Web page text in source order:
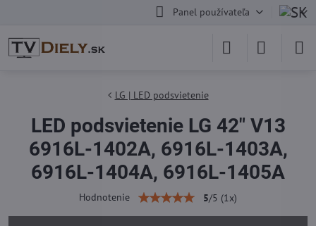
Panel používateľa
LG | LED podsvietenie
LED podsvietenie LG 42" V13
6916L-1402A, 6916L-1403A,
6916L-1404A, 6916L-1405A
Hodnotenie 5/5 (1 x)